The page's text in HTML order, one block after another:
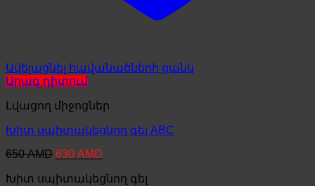
Ավելացնել հավանածների ցանկ
Արագ դիտում
Լվացող միջոցներ
Խիտ սպիտակեցնող գել ABC
650AMD Original
was:
630 AMD
is:
Խիտ սպիտակեցնող գել